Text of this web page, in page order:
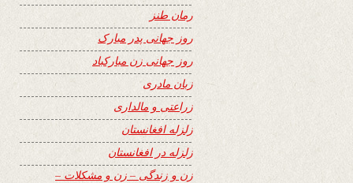
رمان طنز
روز جهانی پدر مبارک
روز جهانی زن مبارکباد
زبان مادری
زراعتی و مالداری
زلزله افغانستان
زلزله در افغانستان
زن و زندگی – زن و مشکلات –